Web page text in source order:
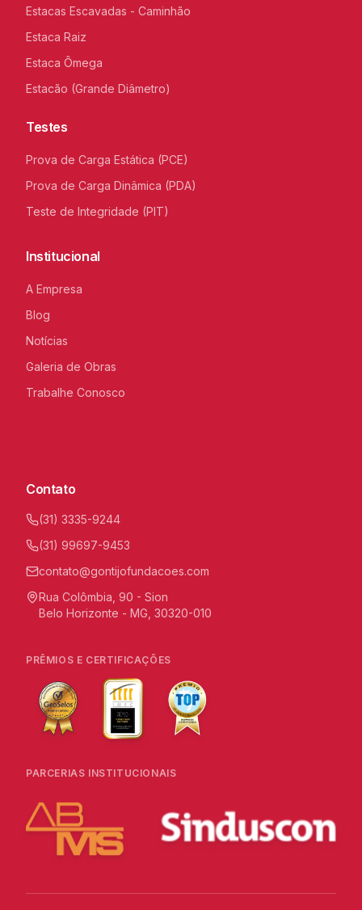
Estacas Escavadas - Caminhão
Estaca Raiz
Estaca Ômega
Estacão (Grande Diâmetro)
Testes
Prova de Carga Estática (PCE)
Prova de Carga Dinâmica (PDA)
Teste de Integridade (PIT)
Institucional
A Empresa
Blog
Notícias
Galeria de Obras
Trabalhe Conosco
Contato
(31) 3335-9244
(31) 99697-9453
contato@gontijofundacoes.com
Rua Colômbia, 90 - Sion
Belo Horizonte - MG, 30320-010
PRÊMIOS E CERTIFICAÇÕES
PARCERIAS INSTITUCIONAIS